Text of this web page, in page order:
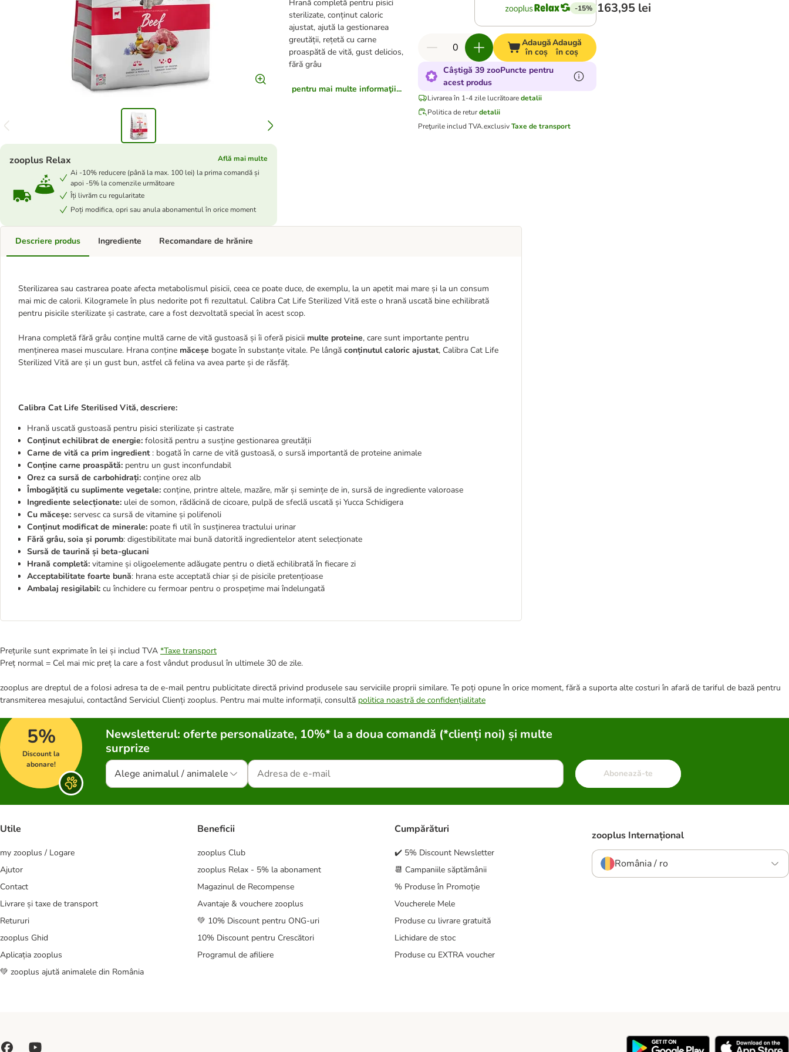
Hrană completă pentru pisici
sterilizate, conținut caloric
ajustat, ajută la gestionarea
greutății, rețetă cu carne
proaspătă de vită, gust delicios,
fără grâu
pentru mai multe informaţii...
zooplus Relax
Află mai multe
Ai -10% reducere (până la max. 100 lei) la prima comandă și
apoi -5% la comenzile următoare
Îți livrăm cu regularitate
Poți modifica, opri sau anula abonamentul în orice moment
-15% 163,95 lei
Adaugă
în coș
Adaugă
în coș
Câștigă 39 zooPuncte pentru
acest produs
Livrarea în 1-4 zile lucrătoaredetalii
Politica de returdetalii
Preţurile includ TVA.exclusivTaxe de transport
Descriere produs
Sterilizarea sau castrarea poate afecta metabolismul pisicii, ceea ce poate duce, de exemplu, la un apetit mai mare și la un consum
mai mic de calorii. Kilogramele în plus nedorite pot fi rezultatul. Calibra Cat Life Sterilized Vită este o hrană uscată bine echilibrată
pentru pisicile sterilizate și castrate, care a fost dezvoltată special în acest scop.
Hrana completă fără grâu conține multă carne de vită gustoasă și îi oferă pisicii multe proteine, care sunt importante pentru
menținerea masei musculare. Hrana conține măceșe bogate în substanțe vitale. Pe lângă conținutul caloric ajustat, Calibra Cat Life
Sterilized Vită are și un gust bun, astfel că felina va avea parte și de răsfăț.
Calibra Cat Life Sterilised Vită, descriere:
Hrană uscată gustoasă pentru pisici sterilizate și castrate
Conținut echilibrat de energie: folosită pentru a susține gestionarea greutății
Carne de vită ca prim ingredient : bogată în carne de vită gustoasă, o sursă importantă de proteine animale
Conține carne proaspătă: pentru un gust inconfundabil
Orez ca sursă de carbohidrați: conține orez alb
Îmbogățită cu suplimente vegetale: conține, printre altele, mazăre, măr și semințe de in, sursă de ingrediente valoroase
Ingrediente selecționate: ulei de somon, rădăcină de cicoare, pulpă de sfeclă uscată și Yucca Schidigera
Cu măceșe: servesc ca sursă de vitamine și polifenoli
Conținut modificat de minerale: poate fi util în susținerea tractului urinar
Fără grâu, soia și porumb: digestibilitate mai bună datorită ingredientelor atent selecționate
Sursă de taurină și beta-glucani
Hrană completă: vitamine și oligoelemente adăugate pentru o dietă echilibrată în fiecare zi
Acceptabilitate foarte bună: hrana este acceptată chiar și de pisicile pretențioase
Ambalaj resigilabil: cu închidere cu fermoar pentru o prospețime mai îndelungată
Ingrediente Recomandare de hrănire
Prețurile sunt exprimate în lei și includ TVA *Taxe transport
Preț normal = Cel mai mic preț la care a fost vândut produsul în ultimele 30 de zile.
zooplus are dreptul de a folosi adresa ta de e-mail pentru publicitate directă privind produsele sau serviciile proprii similare. Te poți opune în orice moment, fără a suporta alte costuri în afară de tariful de bază pentru
transmiterea mesajului, contactând Serviciul Clienți zooplus. Pentru mai multe informații, consultă politica noastră de confidențialitate
5%
Discount la
abonare!
Newsletterul: oferte personalizate, 10%* la a doua comandă (*clienți noi) și multe
surprize
Alege animalul / animalele Abonează-te
Utile
my zooplus / Logare
Ajutor
Contact
Livrare și taxe de transport
Retururi
zooplus Ghid
Aplicația zooplus
💚 zooplus ajută animalele din România
Beneficii
zooplus Club
zooplus Relax - 5% la abonament
Magazinul de Recompense
Avantaje & vouchere zooplus
💚 10% Discount pentru ONG-uri
10% Discount pentru Crescători
Programul de afiliere
Cumpărături
✔️ 5% Discount Newsletter
📆 Campaniile săptămânii
% Produse în Promoție
Voucherele Mele
Produse cu livrare gratuită
Lichidare de stoc
Produse cu EXTRA voucher
zooplus Internațional
România / ro